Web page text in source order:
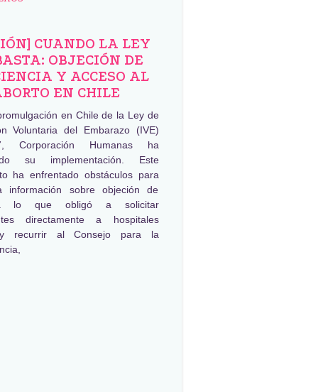
CUANDO LA LEY
OBJECIÓN DE
Y ACCESO AL
EN CHILE
en Chile de la Ley de
Voluntaria del Embarazo (IVE)
Corporación Humanas ha
su implementación. Este
ha enfrentado obstáculos para
información sobre objeción de
lo que obligó a solicitar
directamente a hospitales
recurrir al Consejo para la